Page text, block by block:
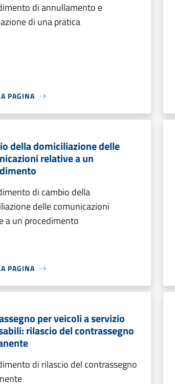
di annullamento e
di una pratica
PAGINA
della domiciliazione delle
relative a un
di cambio della
delle comunicazioni
a un procedimento
PAGINA
per veicoli a servizio
rilascio del contrassegno
di rilascio del contrassegno